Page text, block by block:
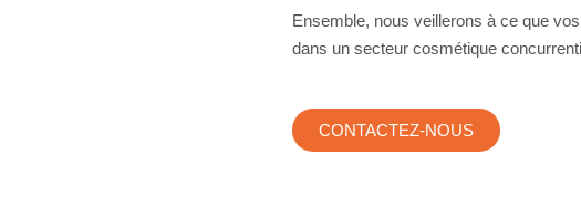
Ensemble, nous veillerons à ce que
dans un secteur cosmétique
CONTACTEZ-NOUS